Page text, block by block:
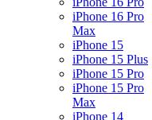
iPhone 16 Pro
Max
iPhone 15
iPhone 15 Plus
iPhone 15 Pro
iPhone 15 Pro
Max
iPhone 14